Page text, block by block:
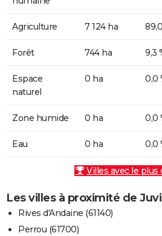
Agriculture 7 124 ha
Forêt 744 ha 9,3
Espace
naturel
0 ha 0,0
Zone humide 0 ha 0,0
Eau 0 ha 0,0
Villes avec le plus
Les villes à proximité de
Rives d'Andaine (61140)
Perrou (61700)